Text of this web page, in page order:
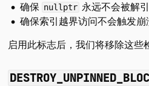
确保 nullptr 永远不会被解引
确保索引越界访问不会触发崩
启用此标志后，我们将移除这些